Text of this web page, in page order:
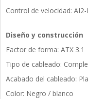
Control de velocidad: AI2-
Diseño y construcción
Factor de forma: ATX 3.1
Tipo de cableado:
Acabado del cableado:
Color: Negro / blanco